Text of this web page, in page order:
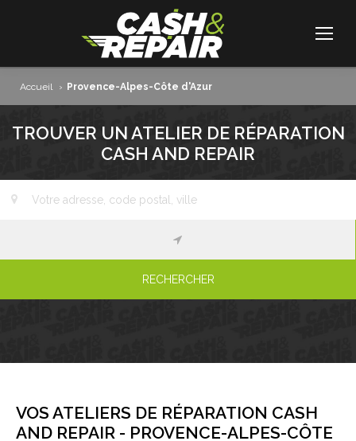
Accueil › Provence-Alpes-Côte d'Azur
TROUVER UN ATELIER DE RÉPARATION
CASH AND REPAIR
RECHERCHER
VOS ATELIERS DE RÉPARATION CASH
AND REPAIR - PROVENCE-ALPES-CÔTE